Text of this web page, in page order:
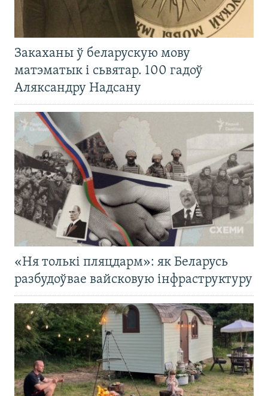
Закаханы ў беларускую мову
матэматык і сьвятар. 100 гадоў
Аляксандру Надсану
«Ня толькі пляцдарм»: як Беларусь
разбудоўвае вайсковую інфраструктуру